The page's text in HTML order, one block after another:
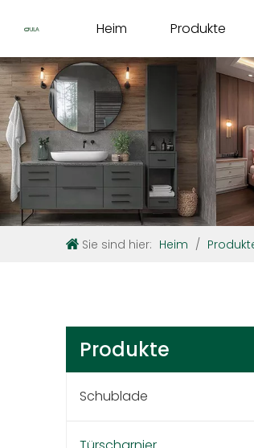
Heim Produkte
Sie sind hier: Heim /
Produkte
Schublade